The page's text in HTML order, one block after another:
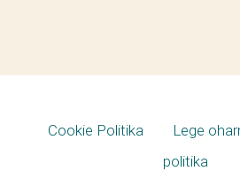
Cookie Politika Lege
politika